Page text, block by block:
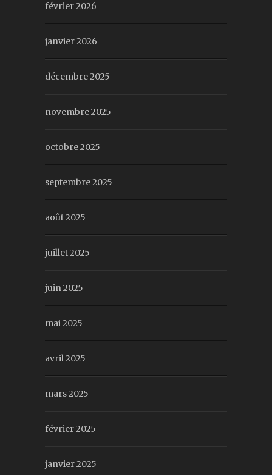
février 2026
janvier 2026
décembre 2025
novembre 2025
octobre 2025
septembre 2025
août 2025
juillet 2025
juin 2025
mai 2025
avril 2025
mars 2025
février 2025
janvier 2025